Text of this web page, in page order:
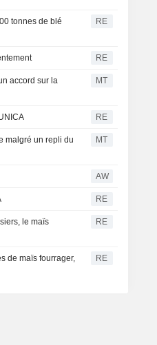
tonnes de blé
RE
RE
accord sur la
MT
RE
malgré un repli du
MT
AW
RE
le maïs
RE
de maïs fourrager,
RE